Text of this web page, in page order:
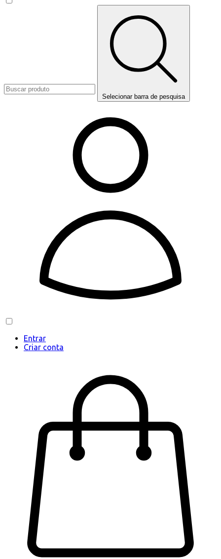
Selecionar barra de pesquisa
Entrar
Criar conta